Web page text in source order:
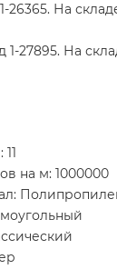
26365. На
1-27895. На
на м: 1000000